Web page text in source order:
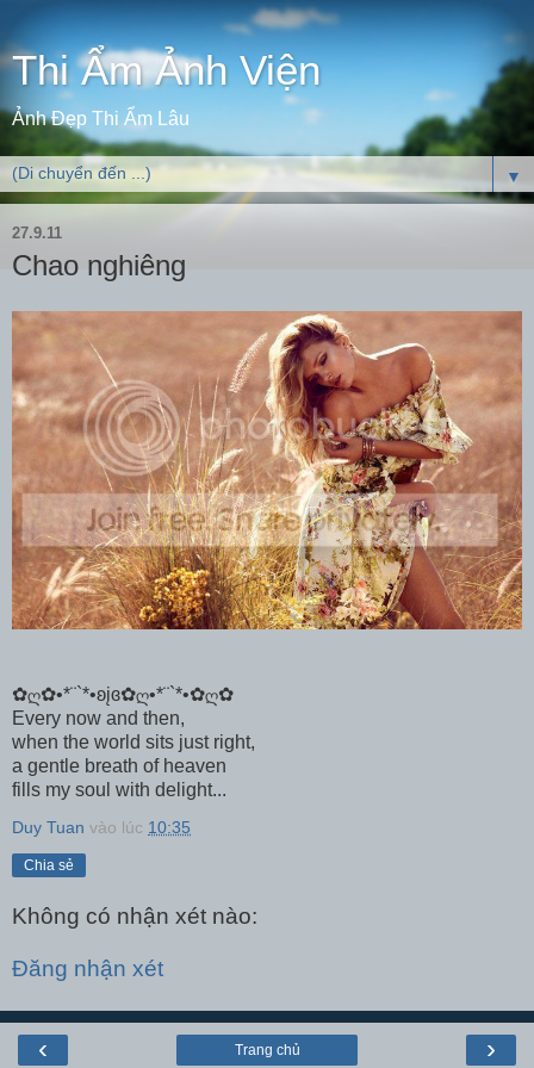
Thi Ẩm Ảnh Viện
Ảnh Đẹp Thi Ẩm Lâu
▼
27.9.11
Chao nghiêng
✿ღ✿•*¨`*•ʚįɞ✿ღ•*¨`*•✿ღ✿
Every now and then,
when the world sits just right,
a gentle breath of heaven
fills my soul with delight...
Duy Tuan vào lúc 10:35
Chia sẻ
Không có nhận xét nào:
Đăng nhận xét
‹ ›
Trang chủ